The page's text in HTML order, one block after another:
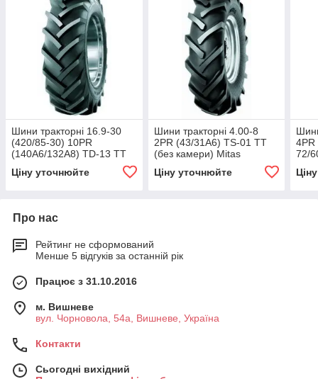
Шини тракторні 16.9-30
(420/85-30) 10PR
(140A6/132A8) TD-13 TT
Ціну уточнюйте
Шини тракторні 4.00-8
2PR (43/31A6) TS-01 TT
(без камери) Mitas
Ціну уточнюйте
4PR
72/
Про нас
Рейтинг не сформований
Менше 5 відгуків за останній рік
Працює з 31.10.2016
м. Вишневе
вул. Чорновола, 54а, Вишневе, Україна
Контакти
Сьогодні вихідний